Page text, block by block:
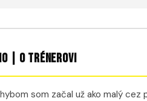
| O trénerovi
som začal už ako malý